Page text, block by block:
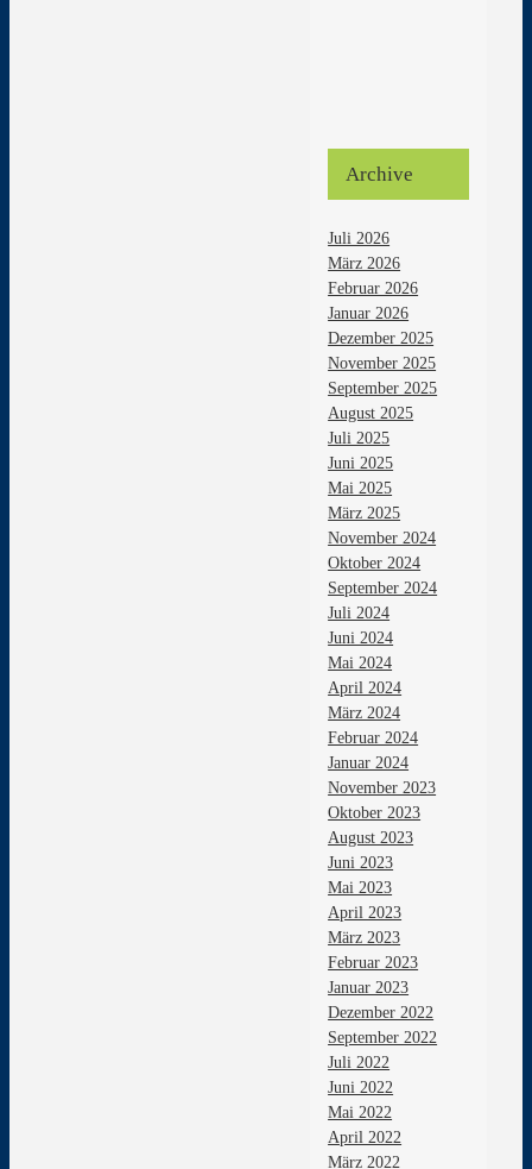
Archive
Juli 2026
März 2026
Februar 2026
Januar 2026
Dezember 2025
November 2025
September 2025
August 2025
Juli 2025
Juni 2025
Mai 2025
März 2025
November 2024
Oktober 2024
September 2024
Juli 2024
Juni 2024
Mai 2024
April 2024
März 2024
Februar 2024
Januar 2024
November 2023
Oktober 2023
August 2023
Juni 2023
Mai 2023
April 2023
März 2023
Februar 2023
Januar 2023
Dezember 2022
September 2022
Juli 2022
Juni 2022
Mai 2022
April 2022
März 2022